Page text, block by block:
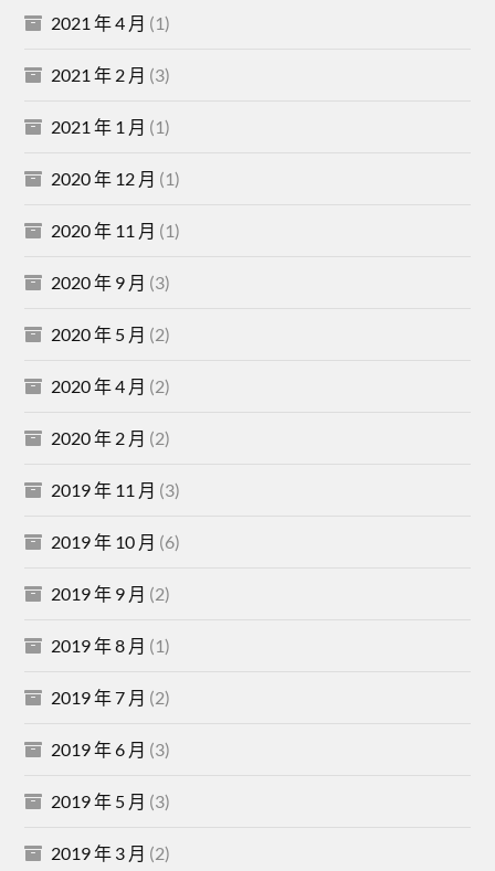
2021 年 4 月 (1)
2021 年 2 月 (3)
2021 年 1 月 (1)
2020 年 12 月 (1)
2020 年 11 月 (1)
2020 年 9 月 (3)
2020 年 5 月 (2)
2020 年 4 月 (2)
2020 年 2 月 (2)
2019 年 11 月 (3)
2019 年 10 月 (6)
2019 年 9 月 (2)
2019 年 8 月 (1)
2019 年 7 月 (2)
2019 年 6 月 (3)
2019 年 5 月 (3)
2019 年 3 月 (2)